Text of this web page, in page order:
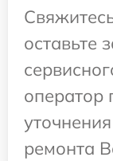
оставьте
оператор
ремонта